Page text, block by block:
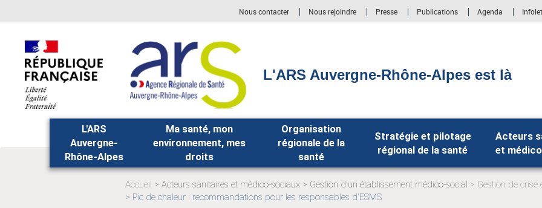
principal,
Nous contacter Nous rejoindre Presse Publications Agenda
L'ARS Auvergne-Rhône-Alpes est là
L'ARS
Auvergne-
Rhône-Alpes
Ma santé, mon
environnement, mes
droits
Organisation
régionale de la
santé
Stratégie et pilotage
régional de la santé
Acteurs
et
Accueil
Page
Acteurs sanitaires et médico-sociaux
Page
Gestion d'un établissement médico-social Gestion de crise
Pic de chaleur : recommandations pour les responsables d'ESMS